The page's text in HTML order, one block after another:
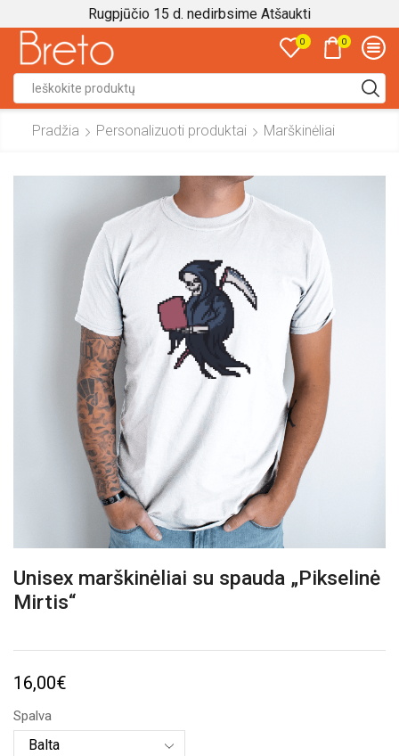
Rugpjūčio 15 d. nedirbsime Atšaukti
0 0
input
Pradžia Personalizuoti produktai Marškinėliai
Unisex marškinėliai su spauda „Pikselinė
Mirtis“
16,00€
Spalva